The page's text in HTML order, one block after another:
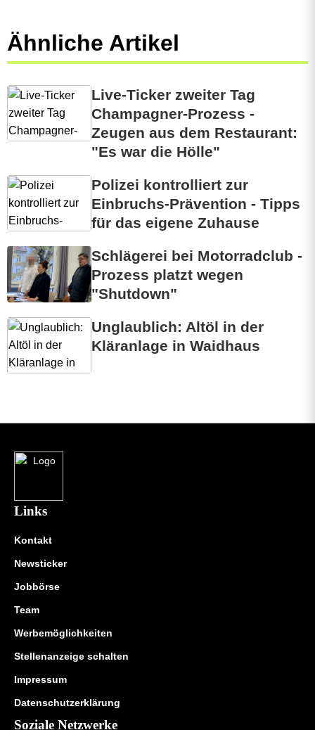
Ähnliche Artikel
Live-Ticker zweiter Tag
Champagner-Prozess -
Zeugen aus dem Restaurant:
"Es war die Hölle"
Polizei kontrolliert zur
Einbruchs-Prävention - Tipps
für das eigene Zuhause
Schlägerei bei Motorradclub -
Prozess platzt wegen
"Shutdown"
Unglaublich: Altöl in der
Kläranlage in Waidhaus
Links
Kontakt
Newsticker
Jobbörse
Team
Werbemöglichkeiten
Stellenanzeige schalten
Impressum
Datenschutzerklärung
Soziale Netzwerke